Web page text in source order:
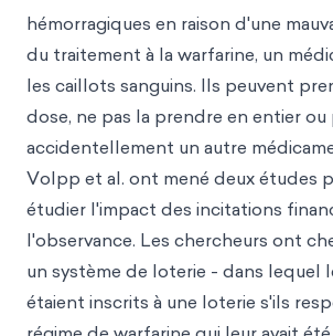
hémorragiques en raison d'une
du traitement à la warfarine, un
les caillots sanguins. Ils peuvent
dose, ne pas la prendre en entier
accidentellement un autre
Volpp et al. ont mené deux études
étudier l'impact des incitations
l'observance. Les chercheurs ont
un système de loterie - dans lequel
étaient inscrits à une loterie s'ils